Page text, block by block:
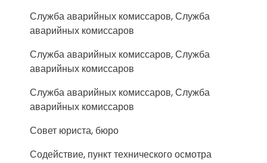
Служба аварийных комиссаров, Служба
аварийных комиссаров
Служба аварийных комиссаров, Служба
аварийных комиссаров
Служба аварийных комиссаров, Служба
аварийных комиссаров
Совет юриста, бюро
Содействие, пункт технического осмотра